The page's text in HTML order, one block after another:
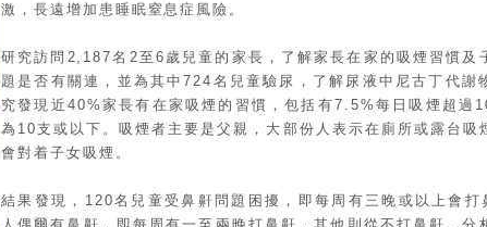
激，長遠增加患睡眠窒息症風險。
研究訪問2,187名2至6歲兒童的家長，了解家長在家的吸煙習慣及
題是否有關連，並為其中724名兒童驗尿，了解尿液中尼古丁代謝
究發現近40%家長有在家吸煙的習慣，包括有7.5%每日吸煙超過
為10支或以下。吸煙者主要是父親，大部份人表示在廁所或露台吸
會對着子女吸煙。
結果發現，120名兒童受鼻鼾問題困擾，即每周有三晚或以上會打